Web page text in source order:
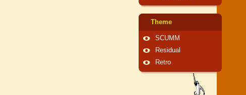
Theme
SCUMM
Residual
Retro